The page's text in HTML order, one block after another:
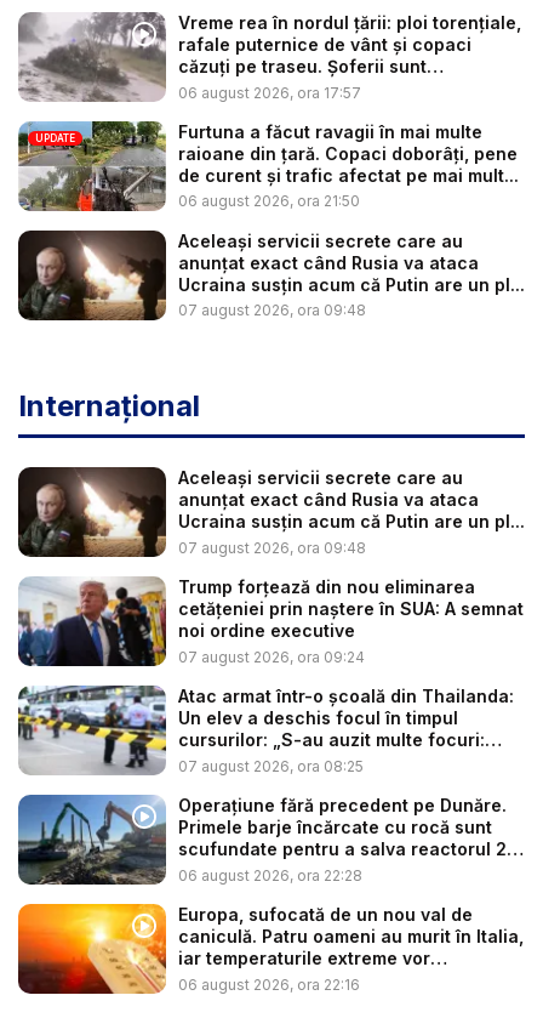
Vreme rea în nordul țării: ploi torențiale,
rafale puternice de vânt și copaci
căzuți pe traseu. Șoferii sunt
îndemnaț...
06 august 2026, ora 17:57
UPDATE
Furtuna a făcut ravagii în mai multe
raioane din țară. Copaci doborâți, pene
de curent și trafic afectat pe mai mult...
06 august 2026, ora 21:50
Aceleași servicii secrete care au
anunțat exact când Rusia va ataca
Ucraina susțin acum că Putin are un pl...
07 august 2026, ora 09:48
Internațional
Aceleași servicii secrete care au
anunțat exact când Rusia va ataca
Ucraina susțin acum că Putin are un pl...
07 august 2026, ora 09:48
Trump forțează din nou eliminarea
cetățeniei prin naștere în SUA: A semnat
noi ordine executive
07 august 2026, ora 09:24
Atac armat într-o școală din Thailanda:
Un elev a deschis focul în timpul
cursurilor: „S-au auzit multe focuri:
ba...
07 august 2026, ora 08:25
Operațiune fără precedent pe Dunăre.
Primele barje încărcate cu rocă sunt
scufundate pentru a salva reactorul 2
...
06 august 2026, ora 22:28
Europa, sufocată de un nou val de
caniculă. Patru oameni au murit în Italia,
iar temperaturile extreme vor
continua...
06 august 2026, ora 22:16